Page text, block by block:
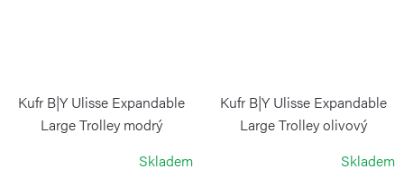
Kufr B|Y Ulisse Expandable
Large Trolley modrý
Skladem
Kufr B|Y Ulisse Expandable
Large Trolley olivový
Skladem